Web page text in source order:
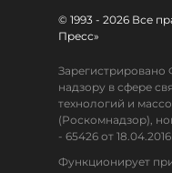
© 1993 - 2026 Все
Пресс»
надзору в сфере
технологий и
(Роскомнадзор),
- 65426 от
Функционирует